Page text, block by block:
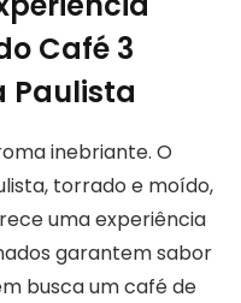
Café 3
Paulista
inebriante. O
torrado e moído,
uma experiência
garantem sabor
busca um café de